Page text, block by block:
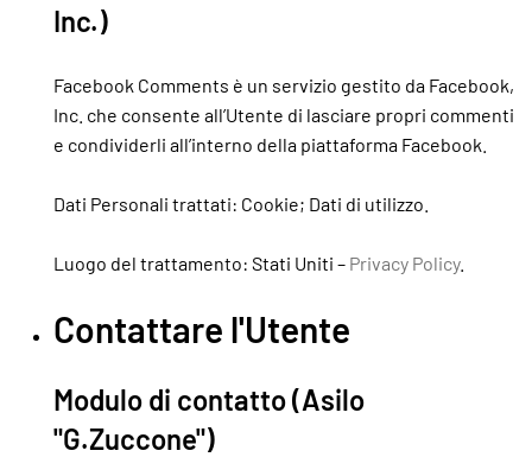
Inc.)
Facebook Comments è un servizio gestito da Facebook,
Inc. che consente all’Utente di lasciare propri commenti
e condividerli all’interno della piattaforma Facebook.
Dati Personali trattati: Cookie; Dati di utilizzo.
Luogo del trattamento: Stati Uniti – Privacy Policy.
Contattare l'Utente
Modulo di contatto (Asilo
"G.Zuccone")